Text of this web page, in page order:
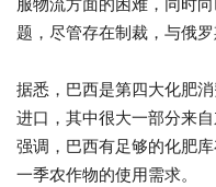
题，尽管存在制裁，与俄
据悉，巴西是第四大化肥
进口，其中很大一部分来
强调，巴西有足够的化肥
一季农作物的使用需求。